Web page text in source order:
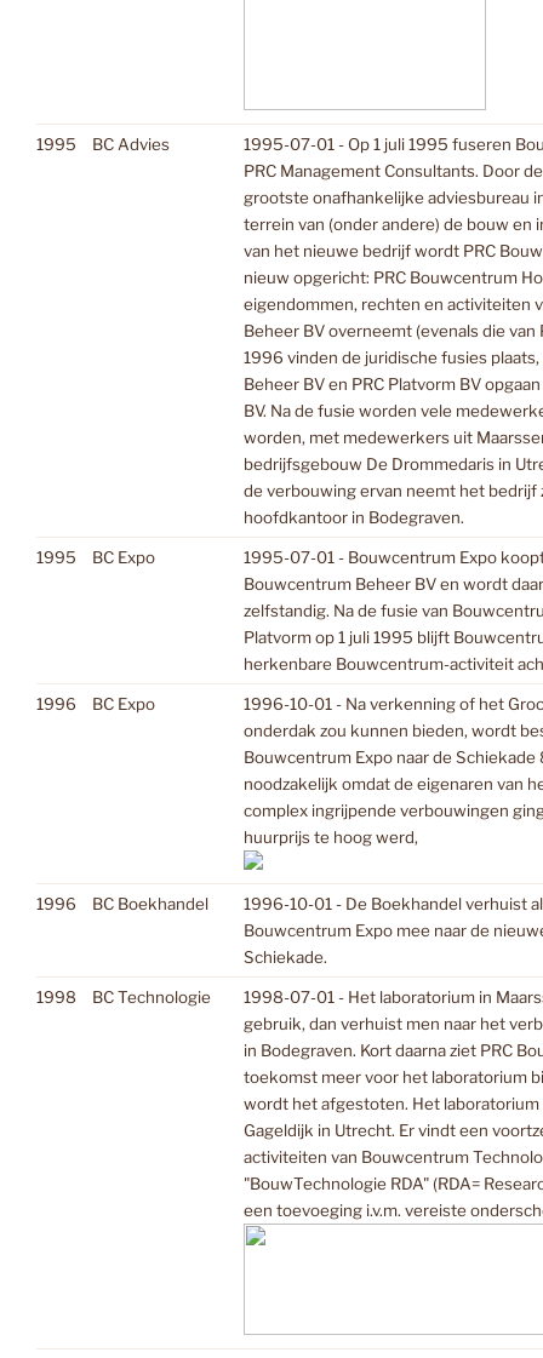
1995 BC Advies
1995-07-01 - Op 1 juli 1995 fuseren
PRC Management Consultants. Door
grootste onafhankelijke adviesbureau
terrein van (onder andere) de bouw en
van het nieuwe bedrijf wordt PRC
nieuw opgericht: PRC Bouwcentrum
eigendommen, rechten en activiteiten
Beheer BV overneemt (evenals die van
1996 vinden de juridische fusies
Beheer BV en PRC Platvorm BV
BV. Na de fusie worden vele
worden, met medewerkers uit
bedrijfsgebouw De Drommedaris in
de verbouwing ervan neemt het bedrijf
hoofdkantoor in Bodegraven.
1995 BC Expo
1995-07-01 - Bouwcentrum Expo
Bouwcentrum Beheer BV en wordt
zelfstandig. Na de fusie van
Platvorm op 1 juli 1995 blijft
herkenbare Bouwcentrum-activiteit
1996 BC Expo
1996-10-01 - Na verkenning of het
onderdak zou kunnen bieden, wordt
Bouwcentrum Expo naar de
noodzakelijk omdat de eigenaren van
complex ingrijpende verbouwingen
huurprijs te hoog werd,
1996 BC Boekhandel
1996-10-01 - De Boekhandel verhuist
Bouwcentrum Expo mee naar de
Schiekade.
1998 BC Technologie
1998-07-01 - Het laboratorium in
gebruik, dan verhuist men naar het
in Bodegraven. Kort daarna ziet PRC
toekomst meer voor het laboratorium
wordt het afgestoten. Het laboratorium
Gageldijk in Utrecht. Er vindt een
activiteiten van Bouwcentrum
"BouwTechnologie RDA" (RDA=
een toevoeging i.v.m. vereiste